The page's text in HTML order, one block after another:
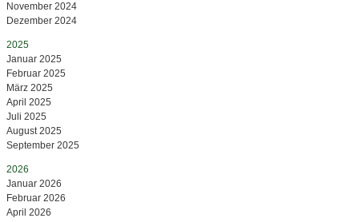
November 2024
Dezember 2024
2025
Januar 2025
Februar 2025
März 2025
April 2025
Juli 2025
August 2025
September 2025
2026
Januar 2026
Februar 2026
April 2026